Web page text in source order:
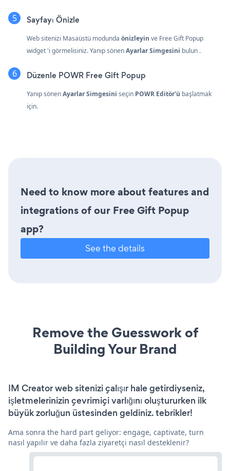
Sayfayı Önizle
Web sitenizi Masaüstü modunda önizleyin ve Free Gift Popup
widget 'i görmelisiniz. Yanıp sönenAyarlar Simgesini bulun .
Düzenle POWR Free Gift Popup
Yanıp sönenAyarlar Simgesini seçin POWR Editör'ü başlatmak
için.
Need to know more about features and
integrations of our Free Gift Popup
app?
See the details
Remove the Guesswork of
Building Your Brand
IM Creator web sitenizi çalışır hale getirdiyseniz,
işletmelerinizin çevrimiçi varlığını oluştururken ilk
büyük zorluğun üstesinden geldiniz. tebrikler!
Ama sonra the hard part geliyor: engage, captivate, turn
nasıl yapılır ve daha fazla ziyaretçi nasıl desteklenir?